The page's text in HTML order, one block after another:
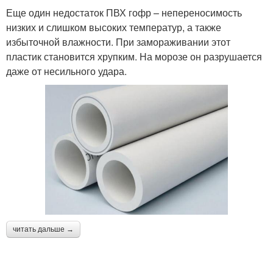
Еще один недостаток ПВХ гофр – непереносимость
низких и слишком высоких температур, а также
избыточной влажности. При замораживании этот
пластик становится хрупким. На морозе он разрушается
даже от несильного удара.
читать дальше →